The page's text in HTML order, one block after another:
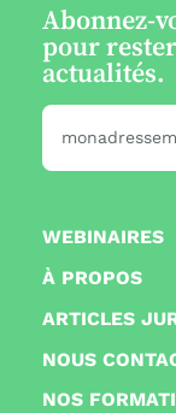
NOS
ARTICLES
WEBINAIRES
NOUS
À PROPOS
Abonnez-
pour
actualités.